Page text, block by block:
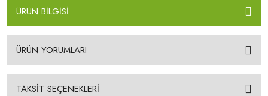
ÜRÜN BİLGİSİ
ÜRÜN YORUMLARI
TAKSİT SEÇENEKLERİ